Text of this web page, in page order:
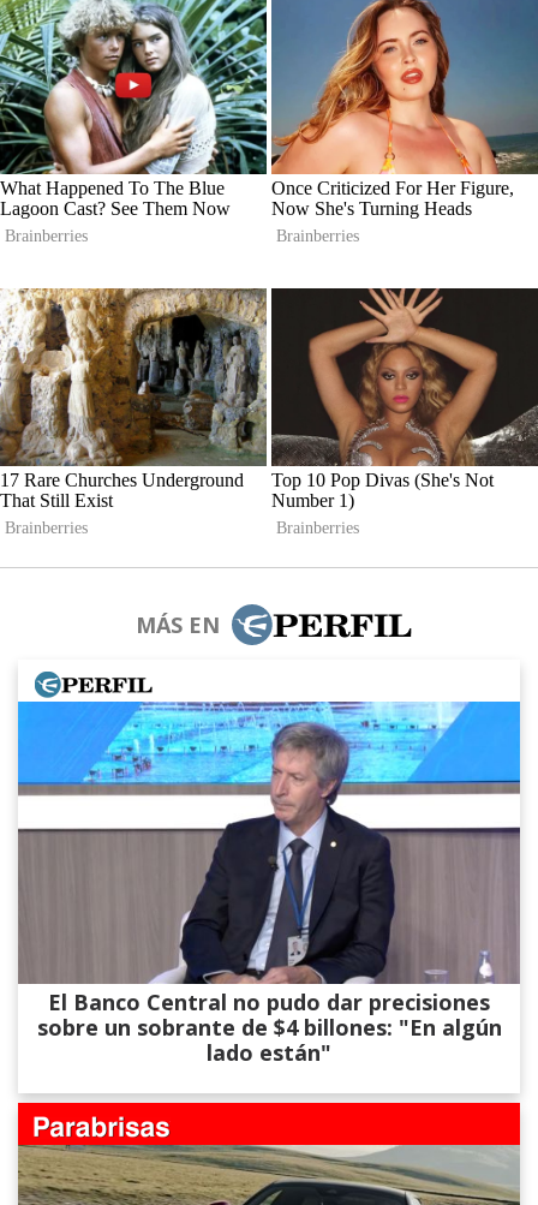
MÁS EN
El Banco Central no pudo dar precisiones
sobre un sobrante de $4 billones: "En algún
lado están"